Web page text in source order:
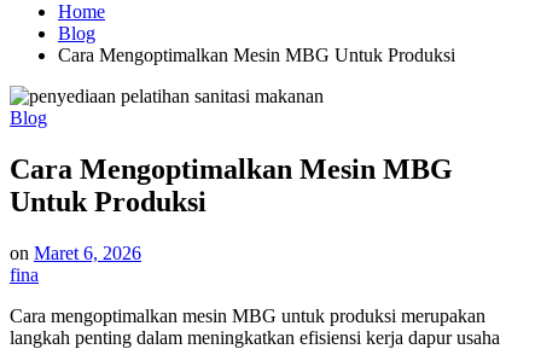
Home
Blog
Cara Mengoptimalkan Mesin MBG Untuk Produksi
Posted
Blog
Cara Mengoptimalkan Mesin MBG
Untuk Produksi
on Maret 6, 2026
fina
Cara mengoptimalkan mesin MBG untuk produksi merupakan
langkah penting dalam meningkatkan efisiensi kerja dapur usaha